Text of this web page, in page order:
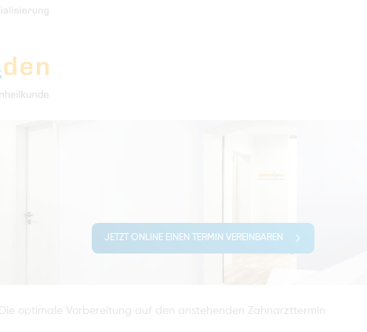
JETZT ONLINE EINEN TERMIN VEREINBAREN
Die optimale Vorbereitung auf den anstehenden Zahnarzttermin